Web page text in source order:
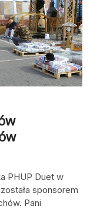
PHUP Duet w
sponsorem
Pani